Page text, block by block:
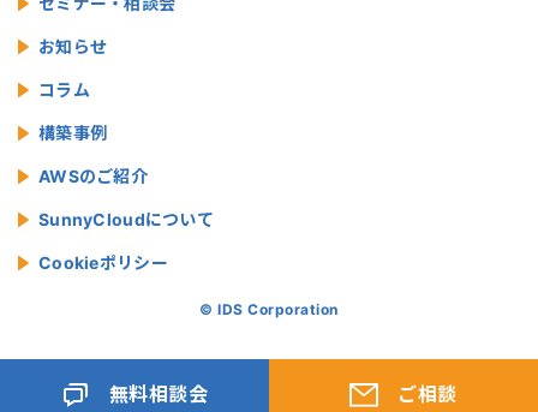
お知らせ
コラム
構築事例
AWSのご紹介
SunnyCloudについて
Cookieポリシー
© IDS Corporation
無料相談会 ご相談